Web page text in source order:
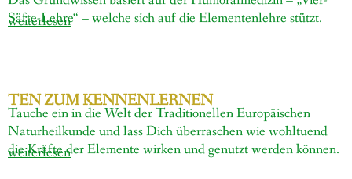
Säfte-Lehre“ – welche sich auf die Elementenlehre stützt.
weiterlesen
TEN ZUM KENNENLERNEN
Tauche ein in die Welt der Traditionellen Europäischen
Naturheilkunde und lass Dich überraschen wie wohltuend
die Kräfte der Elemente wirken und genutzt werden können.
weiterlesen